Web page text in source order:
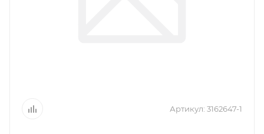
Артикул: 3162647-1